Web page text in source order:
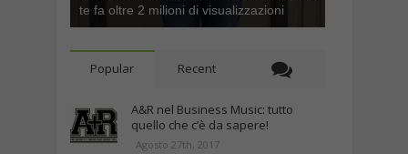
te fa oltre 2 milioni di visualizzazioni
Popular Recent
A&R nel Business Music: tutto
quello che c’è da sapere!
Agosto 27th, 2017